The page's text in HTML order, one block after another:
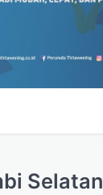
Selatan